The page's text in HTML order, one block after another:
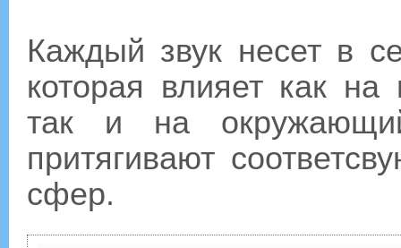
Каждый звук несет в
которая влияет как
так и на
притягивают
сфер.